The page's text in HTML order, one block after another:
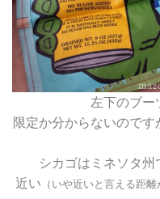
左下のブー
限定か分からないので
シカゴはミネソタ州
近い （いや近いと言える距離